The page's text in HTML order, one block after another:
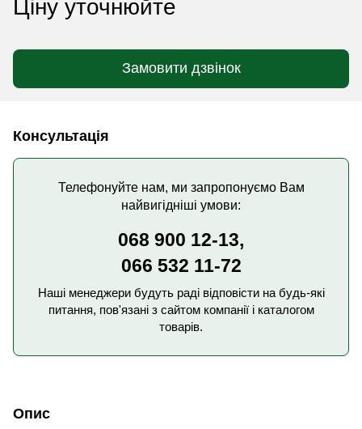
Ціну уточнюйте
Замовити дзвінок
Консультація
Телефонуйте нам, ми запропонуємо Вам
найвигідніші умови:
068 900 12-13,
066 532 11-72
Наші менеджери будуть раді відповісти на будь-які
питання, пов'язані з сайтом компанії і каталогом
товарів.
Опис